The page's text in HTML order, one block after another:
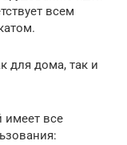
всем
для дома, так и
имеет все